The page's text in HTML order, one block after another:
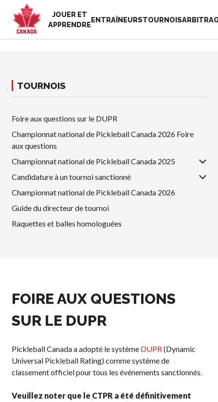
EN
FR
quelque
chose?
Histoire de Pickleball
Fondation et
organisationnels
Associations
territoriales de
pickleball
Conseil
Règlements et
Politiques
Journée nationale du
Contact
Championnats
Accueil
des bénévoles
2025
Ressources
Nouvelles
Boutique
JOUER ET
APPRENDRE
ENTRAÎNEURSTOURNOIS
TOURNOIS
Foire aux questions sur le DUPR
Championnat national de Pickleball Canada 2026 Foire
aux questions
Championnat national de Pickleball Canada 2025
Candidature à un tournoi sanctionné
Championnat national de Pickleball Canada 2026
Guide du directeur de tournoi
Raquettes et balles homologuées
FOIRE AUX QUESTIONS
SUR LE DUPR
Pickleball Canada a adopté le système DUPR(Dynamic
Universal Pickleball Rating) comme système de
classement officiel pour tous les événements sanctionnés.
Veuillez noter que le CTPR a été définitivement